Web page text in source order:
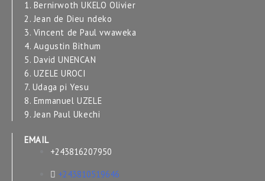
1. Bernirwoth UKELO Olivier
2. Jean de Dieu ndeko
3. Vincent de Paul vwaweka
4. Augustin Bithum
5. David UNENCAN
6. UZELE UROCI
7. Udaga pi Yesu
8. Emmanuel UZELE
9. Jean Paul Ukechi
EMAIL
+243816207950
+243810519646